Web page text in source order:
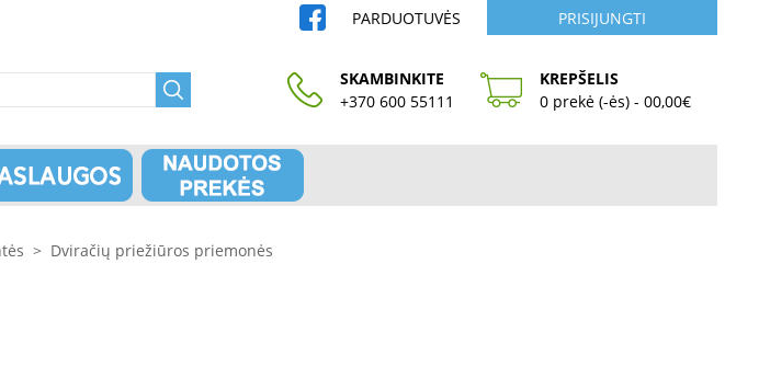
PARDUOTUVĖS PRISIJUNGTI
SKAMBINKITE
+370 600 55111
KREPŠELIS
0 prekė (-ės) - 00,00€
> Dviračių priežiūros priemonės